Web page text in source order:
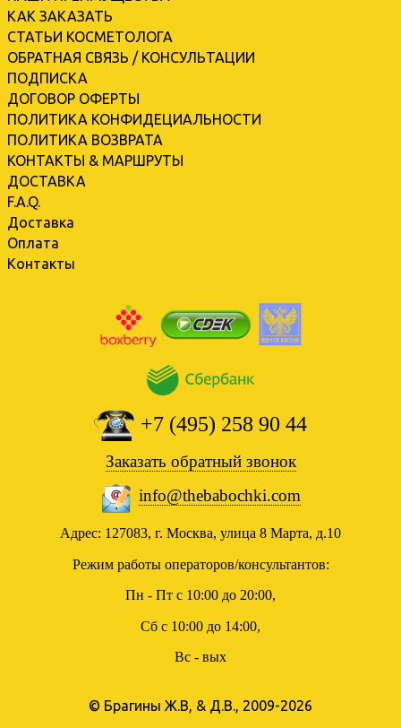
КАК ЗАКАЗАТЬ
СТАТЬИ КОСМЕТОЛОГА
ОБРАТНАЯ СВЯЗЬ / КОНСУЛЬТАЦИИ
ПОДПИСКА
ДОГОВОР ОФЕРТЫ
ПОЛИТИКА КОНФИДЕЦИАЛЬНОСТИ
ПОЛИТИКА ВОЗВРАТА
КОНТАКТЫ & МАРШРУТЫ
ДОСТАВКА
F.A.Q.
Доставка
Оплата
Контакты
+7 (495) 258 90 44
Заказать обратный звонок
info@thebabochki.com
Адрес: 127083, г. Москва, улица 8 Марта, д.10
Режим работы операторов/консультантов:
Пн - Пт с 10:00 до 20:00,
Сб с 10:00 до 14:00,
Вс - вых
© Брагины Ж.В, & Д.В., 2009-2026